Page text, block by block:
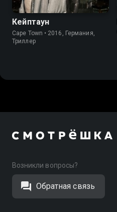
Кейптаун
Cape Town • 2016, Германия,
Триллер
Возникли вопросы?
Обратная связь